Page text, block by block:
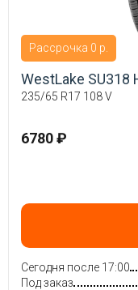
Рассрочка 0 р.
WestLake SU318
235/65 R17 108 V
6780 ₽
Сегодня после 17:00
Под заказ